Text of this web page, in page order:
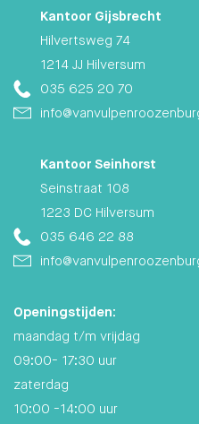
Kantoor Gijsbrecht
Hilvertsweg 74
1214 JJ Hilversum
035 625 20 70
Kantoor Seinhorst
Seinstraat 108
1223 DC Hilversum
035 646 22 88
Openingstijden:
maandag t/m vrijdag
09:00- 17:30 uur
zaterdag
10:00 -14:00 uur